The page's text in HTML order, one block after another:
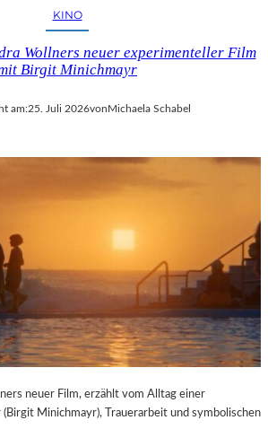
KINO
Wollners neuer experimenteller Film
Birgit Minichmayr
am:25. Juli 2026vonMichaela Schabel
neuer Film, erzählt vom Alltag einer
Minichmayr), Trauerarbeit und symbolischen